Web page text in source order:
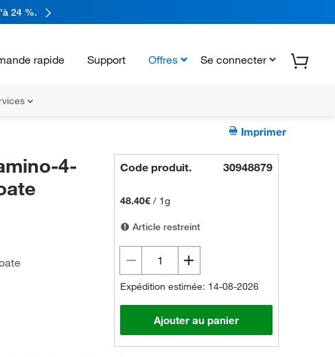
24 %.
rapide Support Offres Se connecter
Imprimer
4-
Code produit. 30948879
48.40€ / 1g
Article restreint
Expédition estimée: 14-08-2026
Ajouter au panier